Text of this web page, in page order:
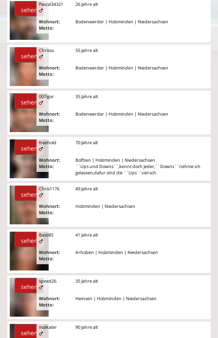
sehen
Pascal34321
Wohnort:
Motto:
26 Jahre alt
Bodenwerder | Holzminden | Niedersachsen
sehen
Chrissx
Wohnort:
Motto:
55 Jahre alt
Bodenwerder | Holzminden | Niedersachsen
sehen
007igor
Wohnort:
Motto:
35 Jahre alt
Bodenwerder | Holzminden | Niedersachsen
sehen
freehold
Wohnort:
Motto:
70 Jahre alt
Boffzen | Holzminden | Niedersachsen
``Ups und Downs``,kennt doch jeder,``Downs``nehme ich
gelassen,dafur sind die ``Ups``viel sch
sehen
Chris1176
Wohnort:
Motto:
49 Jahre alt
Holzminden | Niedersachsen
sehen
Basti85
Wohnort:
Motto:
41 Jahre alt
Arholzen | Holzminden | Niedersachsen
sehen
speed26
Wohnort:
Motto:
35 Jahre alt
Heinsen | Holzminden | Niedersachsen
sehen
malkater 90 Jahre alt